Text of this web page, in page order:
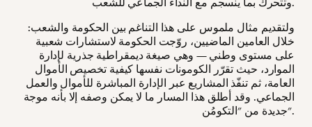
ولتقديم مثال ملموس على هذا التناغم بين الحكومة والشعب:
خلال العامين الماضيين، روّجت الحكومة لاستشارات شعبية
على مستوى وطني — وهي صيغة ديمقراطية جذرية لإدارة
الموارد، حيث تقرّر الكومونات نفسها كيفية تخصيص الأموال
العامة، ثم تنفّذ المشاريع عبر الإدارة المباشرة للأموال والعمل
الجماعي. وقد أطلق هذا المسار ما لا يمكن وصفه إلا بأنه موجة
جديدة من "التكومُن".